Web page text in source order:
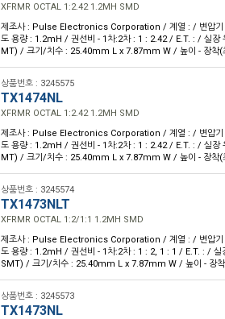
XFRMR OCTAL 1:2.42 1.2MH SMD
제조사 : Pulse Electronics Corporation / 계열 : / 변압기
도 용량 : 1.2mH / 권선비 - 1차:2차 : 1 : 2.42 / E.T. : / 실장
MT) / 크기/치수 : 25.40mm L x 7.87mm W / 높이 - 장착
상품번호 : 3245575
TX1474NL
XFRMR OCTAL 1:2.42 1.2MH SMD
제조사 : Pulse Electronics Corporation / 계열 : / 변압기
도 용량 : 1.2mH / 권선비 - 1차:2차 : 1 : 2.42 / E.T. : / 실장
MT) / 크기/치수 : 25.40mm L x 7.87mm W / 높이 - 장착
상품번호 : 3245574
TX1473NLT
XFRMR OCTAL 1:2/1:1 1.2MH SMD
제조사 : Pulse Electronics Corporation / 계열 : / 변압기
도 용량 : 1.2mH / 권선비 - 1차:2차 : 1 : 2, 1 : 1 / E.T. : / 실
SMT) / 크기/치수 : 25.40mm L x 7.87mm W / 높이 - 장
상품번호 : 3245573
TX1473NL